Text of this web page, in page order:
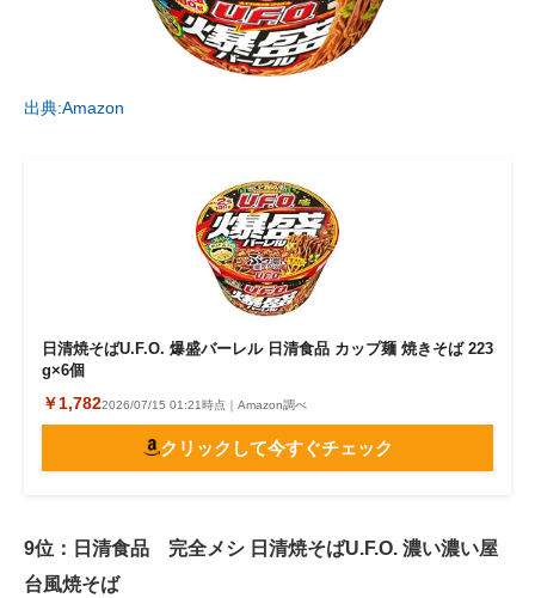
出典:Amazon
日清焼そばU.F.O. 爆盛バーレル 日清食品 カップ麺 焼きそば 223
g×6個
￥1,7822026/07/15 01:21時点｜Amazon調べ
クリックして今すぐチェック
9位：日清食品 完全メシ 日清焼そばU.F.O. 濃い濃い屋
台風焼そば